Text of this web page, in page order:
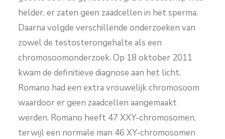
helder, er zaten geen zaadcellen in het sperma.
Daarna volgde verschillende onderzoeken van
zowel de testosterongehalte als een
chromosoomonderzoek. Op 18 oktober 2011
kwam de definitieve diagnose aan het licht.
Romano had een extra vrouwelijk chromosoom
waardoor er geen zaadcellen aangemaakt
werden. Romano heeft 47 XXY-chromosomen,
terwijl een normale man 46 XY-chromosomen